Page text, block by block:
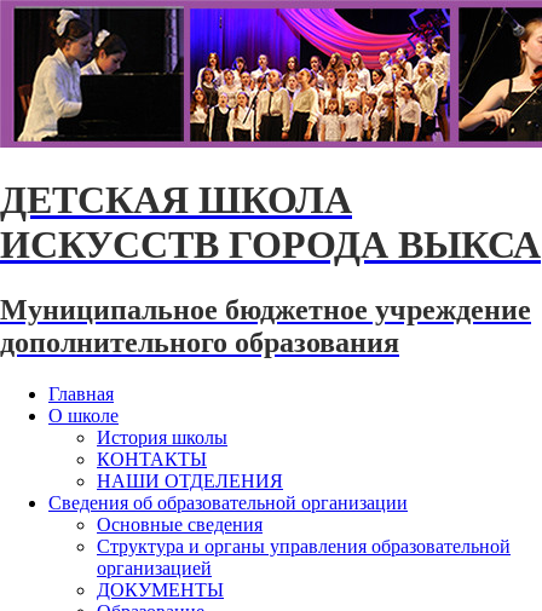
ДЕТСКАЯ ШКОЛА
ИСКУССТВ ГОРОДА ВЫКСА
Муниципальное бюджетное учреждение
дополнительного образования
Главная
О школе
История школы
КОНТАКТЫ
НАШИ ОТДЕЛЕНИЯ
Сведения об образовательной организации
Основные сведения
Структура и органы управления образовательной
организацией
ДОКУМЕНТЫ